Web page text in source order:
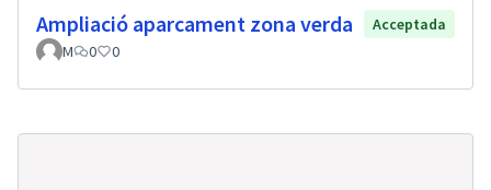
Ampliació aparcament zona verda
Acceptada
M
0 0